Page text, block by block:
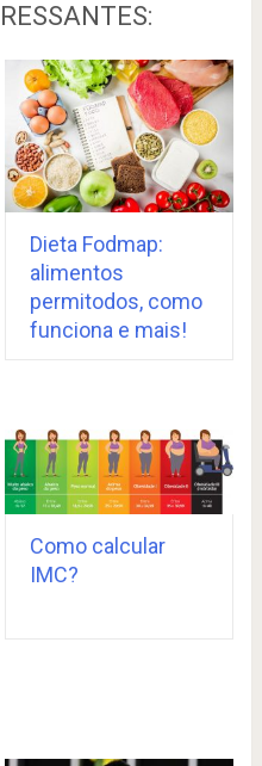
Dieta Fodmap:
alimentos
permitodos, como
funciona e mais!
Como calcular
IMC?